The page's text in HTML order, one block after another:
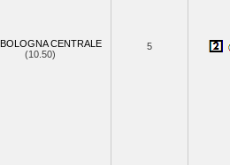
BOLOGNA CENTRALE
(10.50)
5